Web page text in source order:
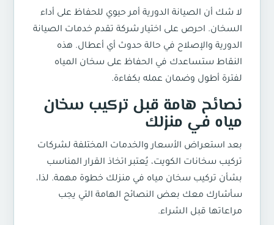
لا شك أن الصيانة الدورية أمر حيوي للحفاظ على أداء
السخان. احرص على اختيار شركة تقدم خدمات الصيانة
الدورية والإصلاح في حالة حدوث أي أعطال. هذه
النقاط ستساعدك في الحفاظ على سخان المياه
لفترة أطول وضمان عمله بكفاءة.
نصائح هامة قبل تركيب سخان
مياه في منزلك
بعد استعراض الأسعار والخدمات المختلفة لشركات
تركيب سخانات الكويت، يُعتبر اتخاذ القرار المناسب
بشأن تركيب سخان مياه في منزلك خطوة مهمة. لذا،
سأشارك معك بعض النصائح الهامة التي يجب
مراعاتها قبل الشراء.